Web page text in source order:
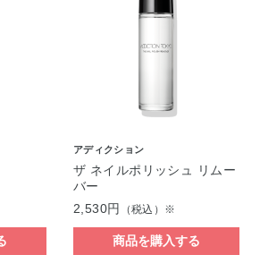
アディクション
ザ ネイルポリッシュ リムー
バー
2,530円
（税込）※
商品を購入する